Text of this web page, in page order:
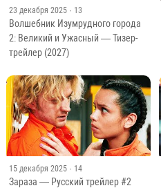
23 декабря 2025 · 13
Волшебник Изумрудного города
2: Великий и Ужасный — Тизер-
трейлер (2027)
15 декабря 2025 · 14
Зараза — Русский трейлер #2